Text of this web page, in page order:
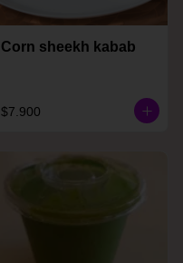
Corn sheekh kabab
$7.900